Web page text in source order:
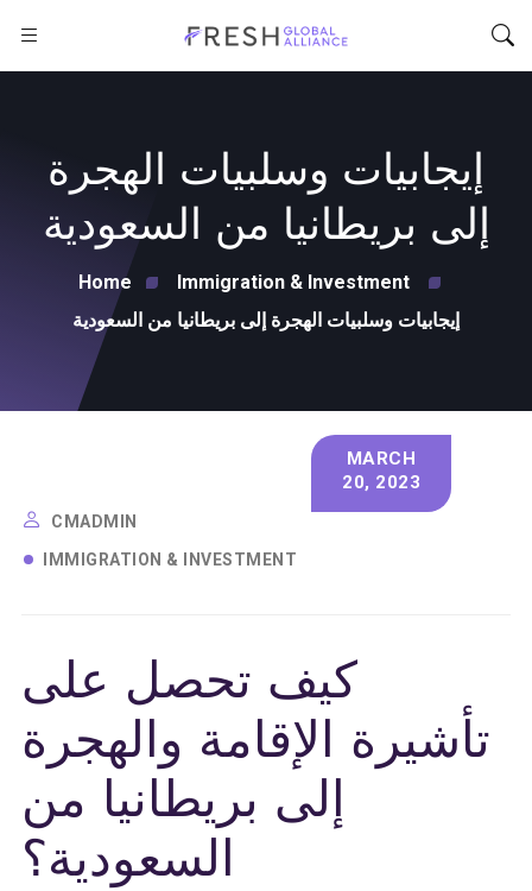
إيجابيات وسلبيات الهجرة
إلى بريطانيا من السعودية
Home
Immigration & Investment
إيجابيات وسلبيات الهجرة إلى بريطانيا من السعودية
CMADMIN
IMMIGRATION & INVESTMENT
MARCH
20, 2023
كيف تحصل على
تأشيرة الإقامة والهجرة
إلى بريطانيا من
السعودية؟